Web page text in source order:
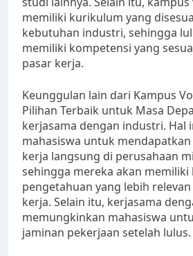
memiliki kurikulum yang
kebutuhan industri, sehingga
memiliki kompetensi yang
pasar kerja.
Keunggulan lain dari Kampus
Pilihan Terbaik untuk Masa
kerjasama dengan industri. Hal
mahasiswa untuk
kerja langsung di perusahaan
sehingga mereka akan
pengetahuan yang lebih
kerja. Selain itu, kerjasama
memungkinkan mahasiswa
jaminan pekerjaan setelah lulus.